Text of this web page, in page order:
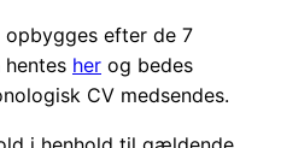
efter de 7
her og bedes
CV medsendes.